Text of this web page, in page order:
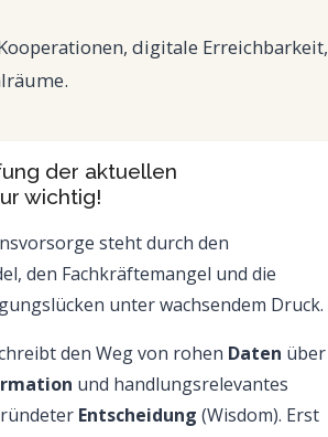
digitale Erreichbarkeit,
der aktuellen
wichtig!
steht durch den
den Fachkräftemangel und die
unter wachsendem Druck.
den Weg von rohen Daten über
und handlungsrelevantes
Entscheidung (Wisdom). Erst